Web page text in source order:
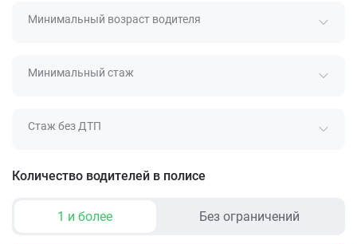
Минимальный возраст водителя
Минимальный стаж
Стаж без ДТП
Количество водителей в полисе
1 и более Без ограничений